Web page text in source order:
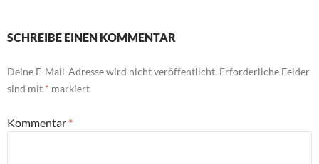
SCHREIBE EINEN KOMMENTAR
Deine E-Mail-Adresse wird nicht veröffentlicht. Erforderliche Felder
sind mit * markiert
Kommentar *